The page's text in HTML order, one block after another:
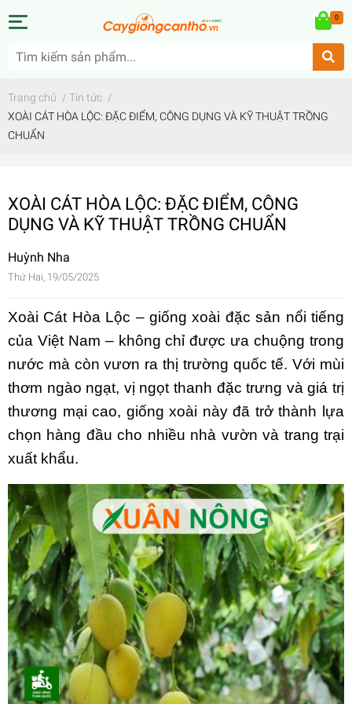
0
Trang chủ / Tin tức /
XOÀI CÁT HÒA LỘC: ĐẶC ĐIỂM, CÔNG DỤNG VÀ KỸ THUẬT TRỒNG
CHUẨN
XOÀI CÁT HÒA LỘC: ĐẶC ĐIỂM, CÔNG
DỤNG VÀ KỸ THUẬT TRỒNG CHUẨN
Huỳnh Nha
Thứ Hai, 19/05/2025
Xoài Cát Hòa Lộc – giống xoài đặc sản nổi tiếng
của Việt Nam – không chỉ được ưa chuộng trong
nước mà còn vươn ra thị trường quốc tế. Với mùi
thơm ngào ngạt, vị ngọt thanh đặc trưng và giá trị
thương mại cao, giống xoài này đã trở thành lựa
chọn hàng đầu cho nhiều nhà vườn và trang trại
xuất khẩu.